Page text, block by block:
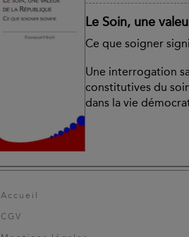
Le Soin, une
Ce que soigner
Une interrogation
constitutives du
dans la vie
Accueil
CGV